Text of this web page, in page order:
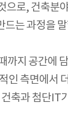
로, 건축분
드는 과정을
까지 공간에
인 측면에서
축과 첨단